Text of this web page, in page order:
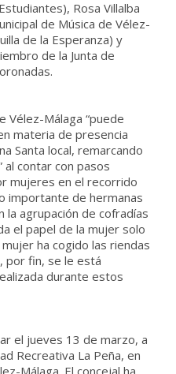
Rosa Villalba
de Música de Vélez-
de la Esperanza) y
de la Junta de
Vélez-Málaga “puede
materia de presencia
Santa local, remarcando
al contar con pasos
mujeres en el recorrido
importante de hermanas
agrupación de cofradías
el papel de la mujer solo
ha cogido las riendas
por fin, se le está
durante estos
el jueves 13 de marzo, a
Recreativa La Peña, en
Málaga. El concejal ha